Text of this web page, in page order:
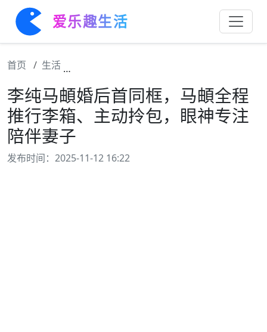
爱乐趣生活
首页 生活
李纯马頔婚后首同框，马頔全程
推行李箱、主动拎包，眼神专注
陪伴妻子
发布时间：2025-11-12 16:22